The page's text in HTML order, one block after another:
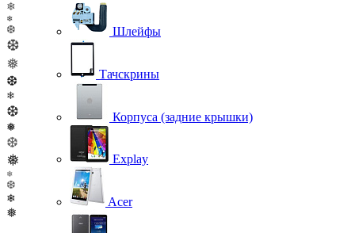
❄
❄
❆
❆
❅
❆
❄
❆
❅
❆
❅
❄
❆
❄
❅
Шлейфы
Тачскрины
Корпуса (задние крышки)
Explay
Acer